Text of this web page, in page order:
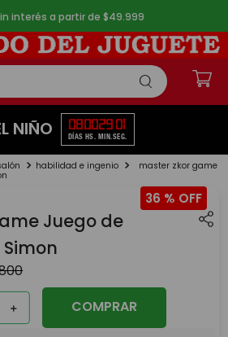
interés a partir de $49.999
NIÑO 08
DÍAS
00
HS.
29
MIN.
01
SEG.
habilidad e ingenio master zkor game
36 %
Juego de
＋ COMPRAR